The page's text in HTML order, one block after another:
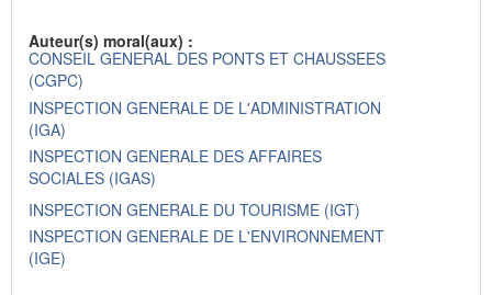
Auteur(s) moral(aux) :
CONSEIL GENERAL DES PONTS ET CHAUSSEES
(CGPC)
INSPECTION GENERALE DE L'ADMINISTRATION
(IGA)
INSPECTION GENERALE DES AFFAIRES
SOCIALES (IGAS)
INSPECTION GENERALE DU TOURISME (IGT)
INSPECTION GENERALE DE L'ENVIRONNEMENT
(IGE)